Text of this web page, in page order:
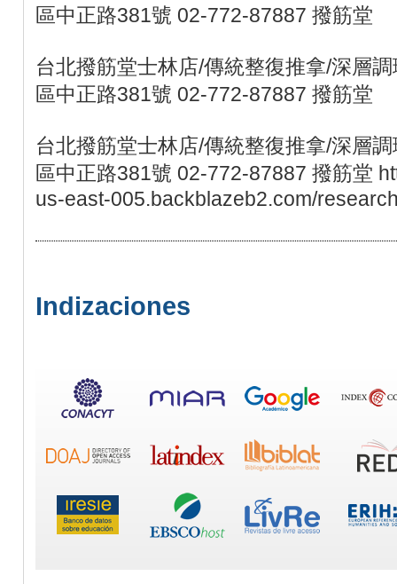
區中正路381號 02-772-87887 撥筋堂
台北撥筋堂士林店/傳統整復推拿/深層
區中正路381號 02-772-87887 撥筋堂
台北撥筋堂士林店/傳統整復推拿/深層
區中正路381號 02-772-87887 撥筋堂
us-east-005.backblazeb2.com/
Indizaciones